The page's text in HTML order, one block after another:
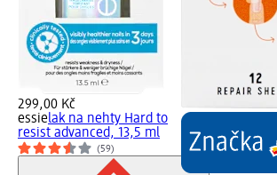
299,00 Kč
essielak na nehty Hard to
resist advanced, 13,5 ml
(59)